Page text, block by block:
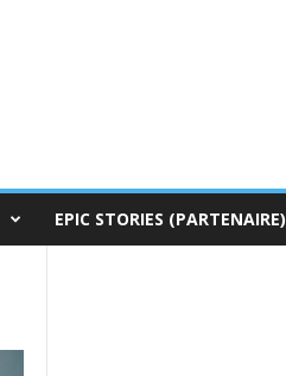
EPIC STORIES (PARTENAIRE)